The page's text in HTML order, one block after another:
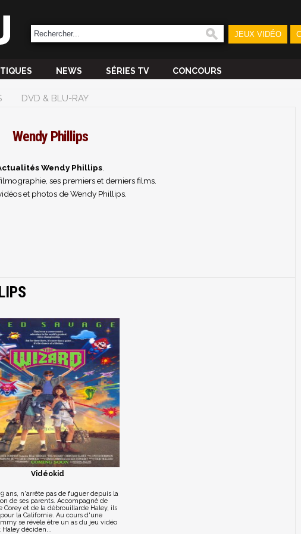
JEUX VIDÉO
NEWS SÉRIES TV CONCOURS
DVD & BLU-RAY
Wendy Phillips
Wendy Phillips.
ses premiers et derniers films.
et photos de Wendy Phillips.
Vidéokid
ans, n'arrête pas de fuguer depuis la
de ses parents. Accompagné de
Corey et de la débrouillarde Haley, ils
la Californie. Au cours d'une
se révèle être un as du jeu vidéo
Haley déciden...